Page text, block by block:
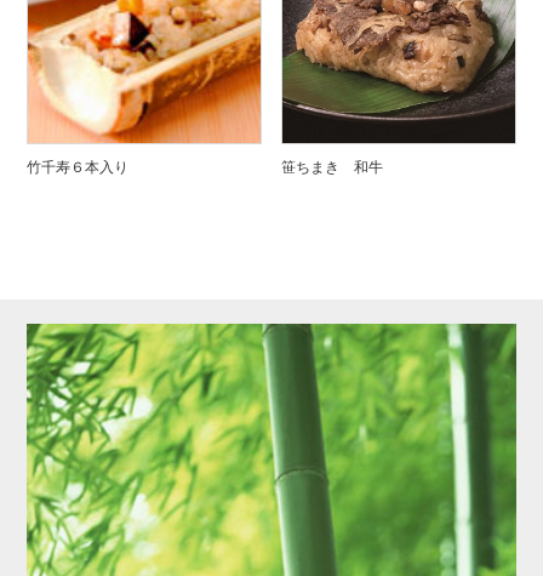
竹千寿６本入り 笹ちまき 和牛